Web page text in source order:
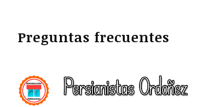
Preguntas frecuentes